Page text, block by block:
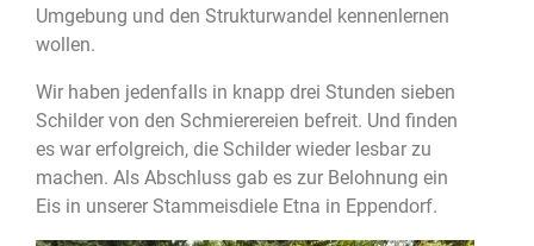
Umgebung und den Strukturwandel kennenlernen
wollen.
Wir haben jedenfalls in knapp drei Stunden sieben
Schilder von den Schmierereien befreit. Und finden
es war erfolgreich, die Schilder wieder lesbar zu
machen. Als Abschluss gab es zur Belohnung ein
Eis in unserer Stammeisdiele Etna in Eppendorf.